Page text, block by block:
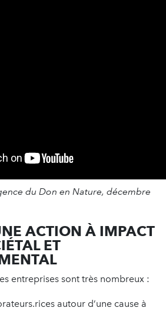
du Don en Nature, décembre
ACTION À IMPACT
ET
entreprises sont très nombreux :
autour d’une cause à